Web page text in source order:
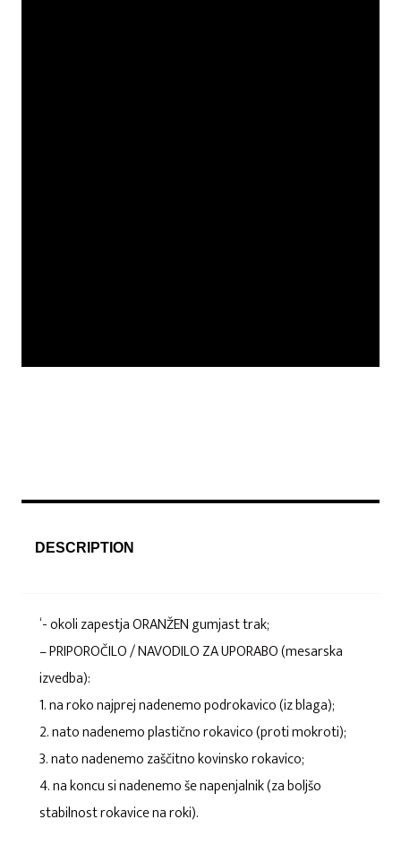
DESCRIPTION
‘- okoli zapestja ORANŽEN gumjast trak;
– PRIPOROČILO / NAVODILO ZA UPORABO (mesarska
izvedba):
1. na roko najprej nadenemo podrokavico (iz blaga);
2. nato nadenemo plastično rokavico (proti mokroti);
3. nato nadenemo zaščitno kovinsko rokavico;
4. na koncu si nadenemo še napenjalnik (za boljšo
stabilnost rokavice na roki).